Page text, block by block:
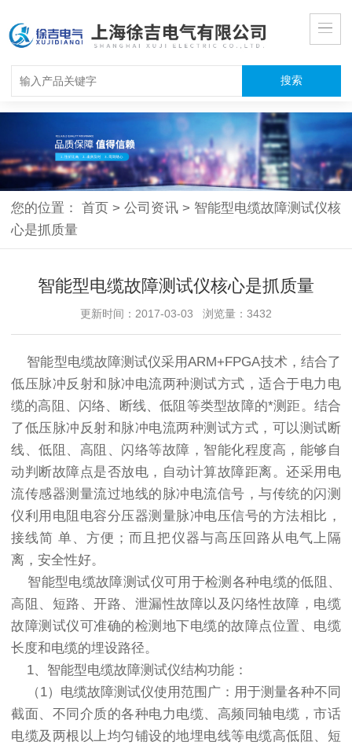
您的位置：首页 > 公司资讯 > 智能型电缆故障测试仪核
心是抓质量
智能型电缆故障测试仪核心是抓质量
更新时间：2017-03-03 浏览量：3432
智能型电缆故障测试仪采用ARM+FPGA技术，结合了
低压脉冲反射和脉冲电流两种测试方式，适合于电力电
缆的高阻、闪络、断线、低阻等类型故障的*测距。结合
了低压脉冲反射和脉冲电流两种测试方式，可以测试断
线、低阻、高阻、闪络等故障，智能化程度高，能够自
动判断故障点是否放电，自动计算故障距离。还采用电
流传感器测量流过地线的脉冲电流信号，与传统的闪测
仪利用电阻电容分压器测量脉冲电压信号的方法相比，
接线简 单、方便；而且把仪器与高压回路从电气上隔
离，安全性好。
智能型电缆故障测试仪可用于检测各种电缆的低阻、
高阻、短路、开路、泄漏性故障以及闪络性故障，电缆
故障测试仪可准确的检测地下电缆的故障点位置、电缆
长度和电缆的埋设路径。
1、智能型电缆故障测试仪结构功能：
（1）电缆故障测试仪使用范围广：用于测量各种不同
截面、不同介质的各种电力电缆、高频同轴电缆，市话
电缆及两根以上均匀铺设的地埋电线等电缆高低阻、短